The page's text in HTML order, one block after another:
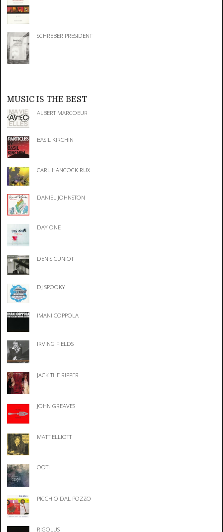
SCHREBER PRESIDENT
MUSIC IS THE BEST
ALBERT MARCOEUR
BASIL KIRCHIN
CARL HANCOCK RUX
DANIEL JOHNSTON
DAY ONE
DENIS CUNIOT
DJ SPOOKY
IMANI COPPOLA
IRVING FIELDS
JACK THE RIPPER
JOHN GREAVES
MATT ELLIOTT
OOTI
PICCHIO DAL POZZO
RIGOLUS